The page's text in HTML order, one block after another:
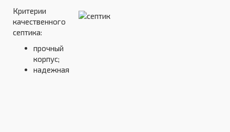
Критерии
качественного
септика:
прочный
корпус;
надежная